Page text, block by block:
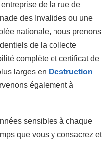
de la rue de
des Invalides ou une
nationale, nous prenons
de la collecte
complète et certificat de
larges en Destruction
également à
sensibles à chaque
que vous y consacrez et